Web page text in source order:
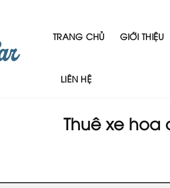
TRANG CHỦ GIỚI THIỆU
LIÊN HỆ
Thuê xe hoa